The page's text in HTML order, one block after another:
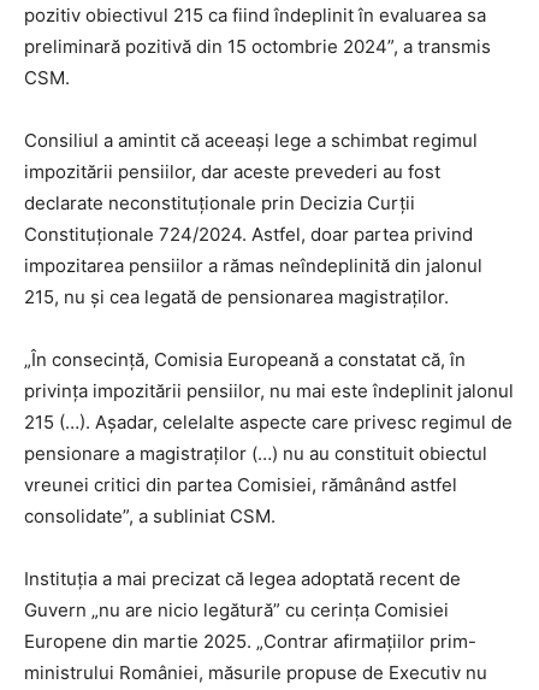
pozitiv obiectivul 215 ca fiind îndeplinit în evaluarea sa
preliminară pozitivă din 15 octombrie 2024”, a transmis
CSM.
Consiliul a amintit că aceeași lege a schimbat regimul
impozitării pensiilor, dar aceste prevederi au fost
declarate neconstituționale prin Decizia Curții
Constituționale 724/2024. Astfel, doar partea privind
impozitarea pensiilor a rămas neîndeplinită din jalonul
215, nu și cea legată de pensionarea magistraților.
„În consecință, Comisia Europeană a constatat că, în
privința impozitării pensiilor, nu mai este îndeplinit jalonul
215 (…). Așadar, celelalte aspecte care privesc regimul de
pensionare a magistraților (…) nu au constituit obiectul
vreunei critici din partea Comisiei, rămânând astfel
consolidate”, a subliniat CSM.
Instituția a mai precizat că legea adoptată recent de
Guvern „nu are nicio legătură” cu cerința Comisiei
Europene din martie 2025. „Contrar afirmațiilor prim-
ministrului României, măsurile propuse de Executiv nu